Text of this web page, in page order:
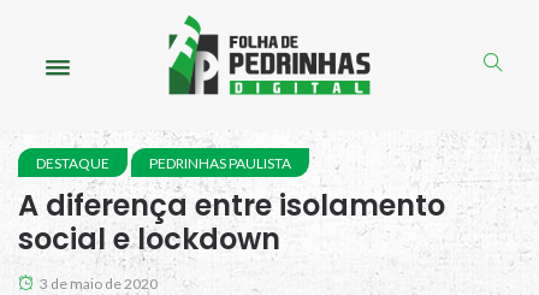
DESTAQUE PEDRINHAS PAULISTA
A diferença entre isolamento
social e lockdown
3 de maio de 2020